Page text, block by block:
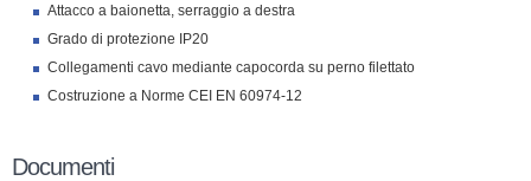
Attacco a baionetta, serraggio a destra
Grado di protezione IP20
Collegamenti cavo mediante capocorda su perno filettato
Costruzione a Norme CEI EN 60974-12
Documenti